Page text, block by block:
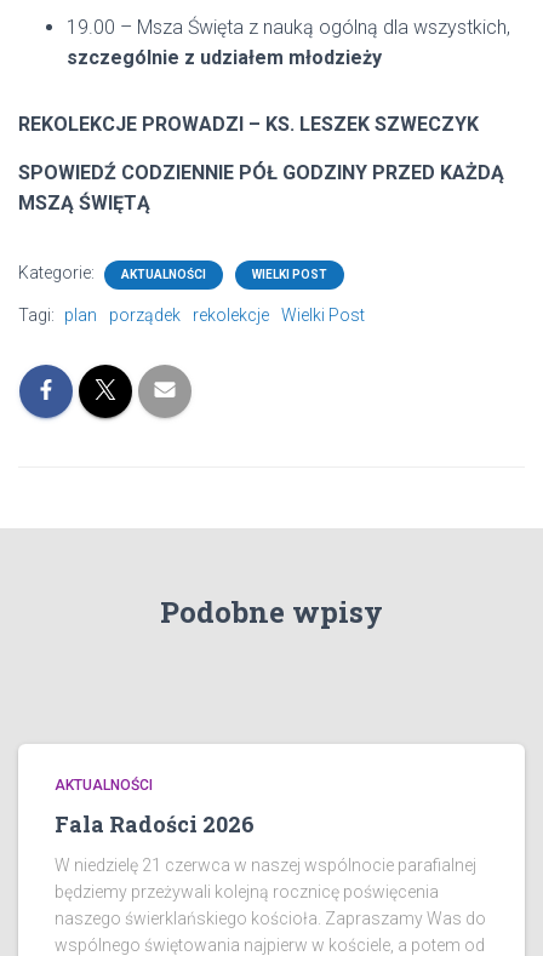
19.00 – Msza Święta z nauką ogólną dla wszystkich,
szczególnie z udziałem młodzieży
REKOLEKCJE PROWADZI – KS. LESZEK SZWECZYK
SPOWIEDŹ CODZIENNIE PÓŁ GODZINY PRZED KAŻDĄ
MSZĄ ŚWIĘTĄ
Kategorie: AKTUALNOŚCI WIELKI POST
Tagi: plan porządek rekolekcje Wielki Post
Podobne wpisy
AKTUALNOŚCI
Fala Radości 2026
W niedzielę 21 czerwca w naszej wspólnocie parafialnej
będziemy przeżywali kolejną rocznicę poświęcenia
naszego świerklańskiego kościoła. Zapraszamy Was do
wspólnego świętowania najpierw w kościele, a potem od